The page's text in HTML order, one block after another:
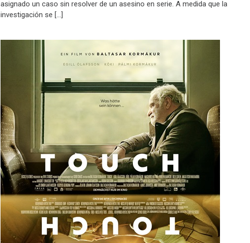
asignado un caso sin resolver de un asesino en serie. A medida que la
investigación se […]